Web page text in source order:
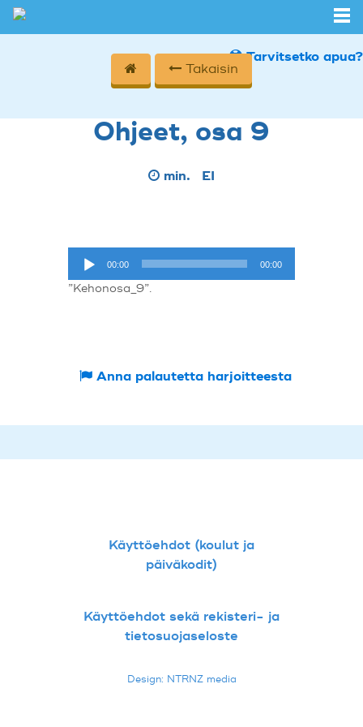
Tarvitsetko apua?
Takaisin
Ohjeet, osa 9
min. EI
Äänitoistin
00:00 00:00
”Kehonosa_9”.
Anna palautetta harjoitteesta
Käyttöehdot (koulut ja
päiväkodit)
Käyttöehdot sekä rekisteri- ja
tietosuojaseloste
Design: NTRNZ media